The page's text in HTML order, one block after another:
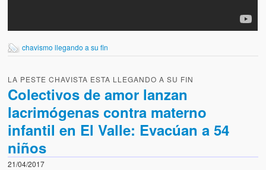
chavismo llegando a su fin
LA PESTE CHAVISTA ESTA LLEGANDO A SU FIN
Colectivos de amor lanzan
lacrimógenas contra materno
infantil en El Valle: Evacúan a 54
niños
21/04/2017